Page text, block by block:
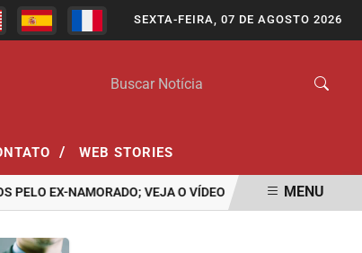
SEXTA-FEIRA, 07 DE AGOSTO 2026
/ WEB STORIES
EX-NAMORADO; VEJA O VÍDEO ASSASSINATO DE
MENU